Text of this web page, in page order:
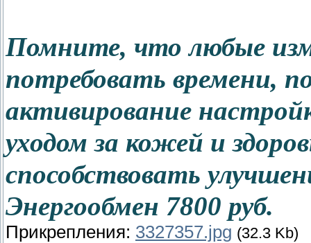
Помните, что любые
потребовать времени,
активирование
уходом за кожей и
способствовать
Энергообмен 7800 руб.
Прикрепления: 3327357.jpg (32.3 Kb)